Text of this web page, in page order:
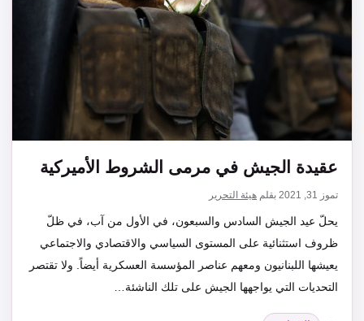
عقيدة الجيش في مرمى الشروط الأميركية
تموز 31, 2021 بقلم هيئة التحرير
يحلّ عيد الجيش السادس والسبعون، في الأول من آب، في ظلّ
ظروف استثنائية على المستوى السياسي والاقتصادي والاجتماعي
يعيشها اللبنانيون ومعهم عناصر المؤسسة العسكرية أيضاً. ولا تقتصر
التحديات التي يواجهها الجيش على تلك الناشئة…
التصنيفات